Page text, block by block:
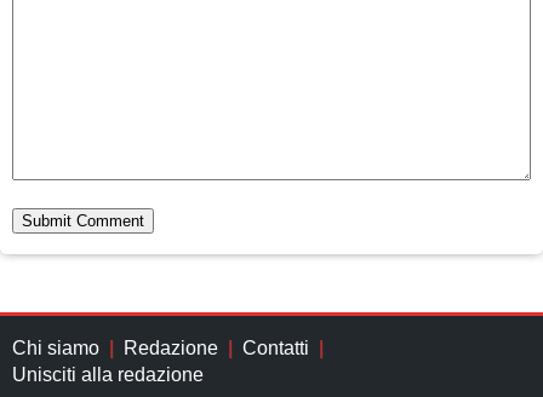
Chi siamo Redazione
Contatti
Unisciti alla redazione